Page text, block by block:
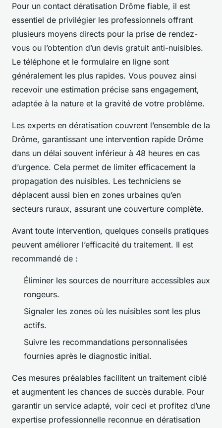
Pour un contact dératisation Drôme fiable, il est
essentiel de privilégier les professionnels offrant
plusieurs moyens directs pour la prise de rendez-
vous ou l’obtention d’un devis gratuit anti-nuisibles.
Le téléphone et le formulaire en ligne sont
généralement les plus rapides. Vous pouvez ainsi
recevoir une estimation précise sans engagement,
adaptée à la nature et la gravité de votre problème.
Les experts en dératisation couvrent l’ensemble de la
Drôme, garantissant une intervention rapide Drôme
dans un délai souvent inférieur à 48 heures en cas
d’urgence. Cela permet de limiter efficacement la
propagation des nuisibles. Les techniciens se
déplacent aussi bien en zones urbaines qu’en
secteurs ruraux, assurant une couverture complète.
Avant toute intervention, quelques conseils pratiques
peuvent améliorer l’efficacité du traitement. Il est
recommandé de :
Éliminer les sources de nourriture accessibles aux
rongeurs.
Signaler les zones où les nuisibles sont les plus
actifs.
Suivre les recommandations personnalisées
fournies après le diagnostic initial.
Ces mesures préalables facilitent un traitement ciblé
et augmentent les chances de succès durable. Pour
garantir un service adapté, voir ceci et profitez d’une
expertise professionnelle reconnue en dératisation